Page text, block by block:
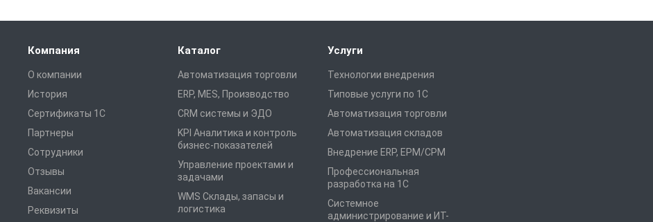
Компания
О компании
История
Сертификаты 1С
Партнеры
Сотрудники
Отзывы
Вакансии
Реквизиты
Каталог
Автоматизация торговли
ERP, MES, Производство
CRM системы и ЭДО
KPI Аналитика и контроль
бизнес-показателей
Управление проектами и
задачами
WMS Склады, запасы и
логистика
Услуги
Технологии внедрения
Типовые услуги по 1С
Автоматизация торговли
Автоматизация складов
Внедрение ERP, EPM/CPM
Профессиональная
разработка на 1С
Системное
администрирование и ИТ-